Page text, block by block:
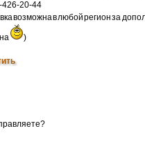
426-20-44
возможна в любой регион за
)